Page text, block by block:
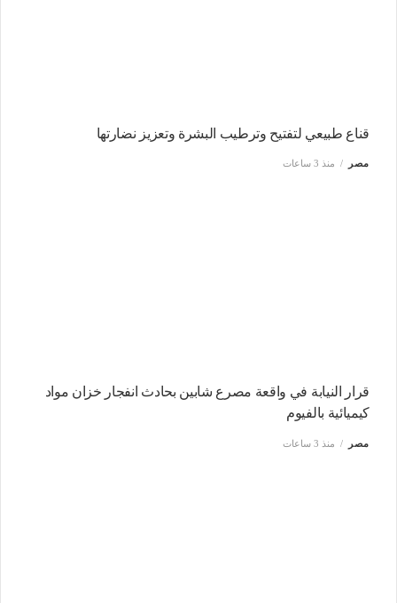
قناع طبيعي لتفتيح وترطيب البشرة وتعزيز نضارتها
مصر منذ 3 ساعات
قرار النيابة في واقعة مصرع شابين بحادث انفجار خزان مواد
كيميائية بالفيوم
مصر منذ 3 ساعات